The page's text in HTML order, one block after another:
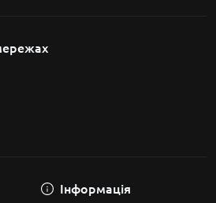
Інформація